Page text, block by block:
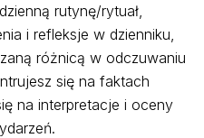
rutynę/rytuał,
i refleksje w dzienniku,
różnicą w odczuwaniu
się na faktach
na interpretacje i oceny